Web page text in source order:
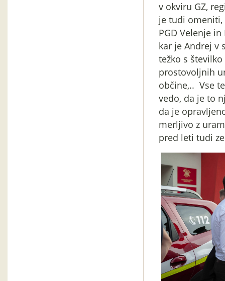
v okviru GZ,
je tudi omeniti,
PGD Velenje
kar je Andrej v
težko s
prostovoljnih
občine,.. Vse
vedo, da je to
da je
merljivo z
pred leti tudi